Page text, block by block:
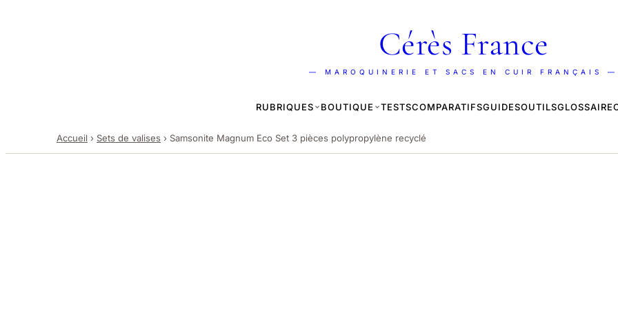
Cérès France
— MAROQUINERIE ET SACS EN CUIR FRANÇAIS —
RUBRIQUES BOUTIQUE TESTSCOMPARATIFSGUIDESOUTILSGLOSSAIRE
Accueil › Sets de valises › Samsonite Magnum Eco Set 3 pièces polypropylène recyclé